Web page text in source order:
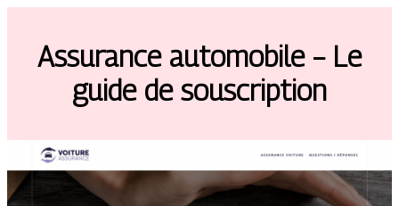
Assurance automobile – Le
guide de souscription